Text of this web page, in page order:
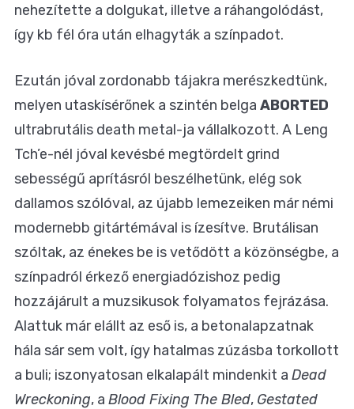
nehezítette a dolgukat, illetve a ráhangolódást,
így kb fél óra után elhagyták a színpadot.
Ezután jóval zordonabb tájakra merészkedtünk,
melyen utaskísérőnek a szintén belga ABORTED
ultrabrutális death metal-ja vállalkozott. A Leng
Tch’e-nél jóval kevésbé megtördelt grind
sebességű aprításról beszélhetünk, elég sok
dallamos szólóval, az újabb lemezeiken már némi
modernebb gitártémával is ízesítve. Brutálisan
szóltak, az énekes be is vetődött a közönségbe, a
színpadról érkező energiadózishoz pedig
hozzájárult a muzsikusok folyamatos fejrázása.
Alattuk már elállt az eső is, a betonalapzatnak
hála sár sem volt, így hatalmas zúzásba torkollott
a buli; iszonyatosan elkalapált mindenkit a Dead
Wreckoning, a Blood Fixing The Bled, Gestated